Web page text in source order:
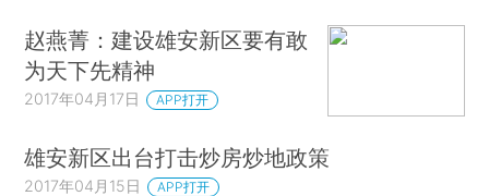
赵燕菁：建设雄安新区要有敢
为天下先精神
2017年04月17日 APP打开
雄安新区出台打击炒房炒地政策
2017年04月15日 APP打开